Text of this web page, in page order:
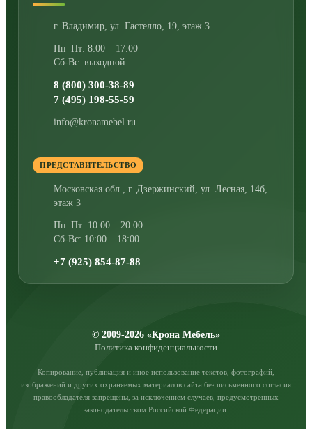
г. Владимир, ул. Гастелло, 19, этаж 3
Пн–Пт: 8:00 – 17:00
Сб-Вс: выходной
8 (800) 300-38-89
7 (495) 198-55-59
info@kronamebel.ru
ПРЕДСТАВИТЕЛЬСТВО
Московская обл., г. Дзержинский, ул. Лесная, 14б,
этаж 3
Пн–Пт: 10:00 – 20:00
Сб-Вс: 10:00 – 18:00
+7 (925) 854-87-88
© 2009-2026 «Крона Мебель»
Политика конфиденциальности
Копирование, публикация и иное использование текстов, фотографий,
изображений и других охраняемых материалов сайта без письменного согласия
правообладателя запрещены, за исключением случаев, предусмотренных
законодательством Российской Федерации.